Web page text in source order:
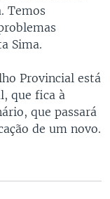
Temos
Sima.
Provincial está
que fica à
que passará
de um novo.